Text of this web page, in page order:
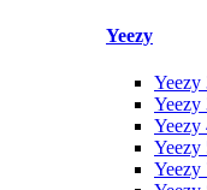
Yeezy
Yeezy
Yeezy
Yeezy
Yeezy
Yeezy